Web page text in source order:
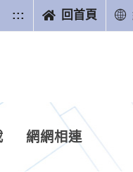
::: 回首頁
網網相連